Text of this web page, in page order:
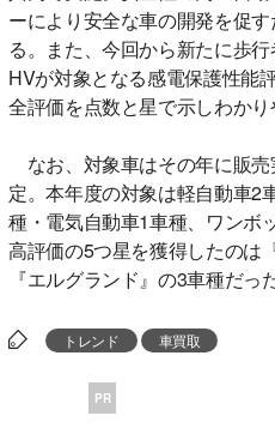
ーにより安全な車の開発を促
る。また、今回から新たに歩
HVが対象となる感電保護性能
全評価を点数と星で示しわかり
なお、対象車はその年に販
定。本年度の対象は軽自動車2
種・電気自動車1車種、ワンボ
高評価の5つ星を獲得したのは
『エルグランド』の3車種だった
トレンド 車買取
PR